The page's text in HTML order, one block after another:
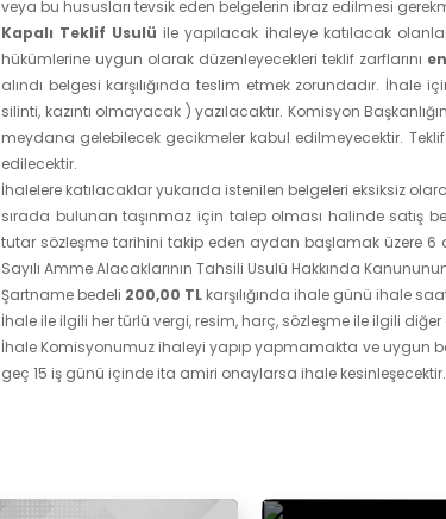
veya bu hususları tevsik eden belgelerin ibraz edilmesi
Kapalı Teklif Usulü ile yapılacak ihaleye katılacak
hükümlerine uygun olarak düzenleyecekleri teklif zarflarını
alındı belgesi karşılığında teslim etmek zorundadır.
silinti, kazıntı olmayacak ) yazılacaktır. Komisyon
meydana gelebilecek gecikmeler kabul edilmeyecektir.
edilecektir.
İhalelere katılacaklar yukarıda istenilen belgeleri eksiksiz
sırada bulunan taşınmaz için talep olması halinde satış
tutar sözleşme tarihini takip eden aydan başlamak üzere 6
Sayılı Amme Alacaklarının Tahsili Usulü Hakkında
Şartname bedeli 200,00 TL karşılığında ihale günü ihale
İhale ile ilgili her türlü vergi, resim, harç, sözleşme ile ilgili
İhale Komisyonumuz ihaleyi yapıp yapmamakta ve uygun
geç 15 iş günü içinde ita amiri onaylarsa ihale